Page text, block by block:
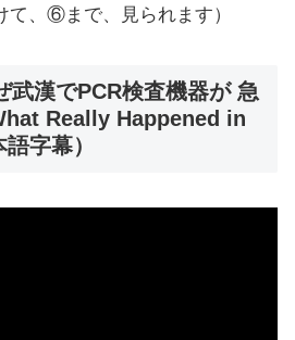
て、⑥まで、見られます）
武漢でPCR検査機器が 急
Really Happened in
字幕）